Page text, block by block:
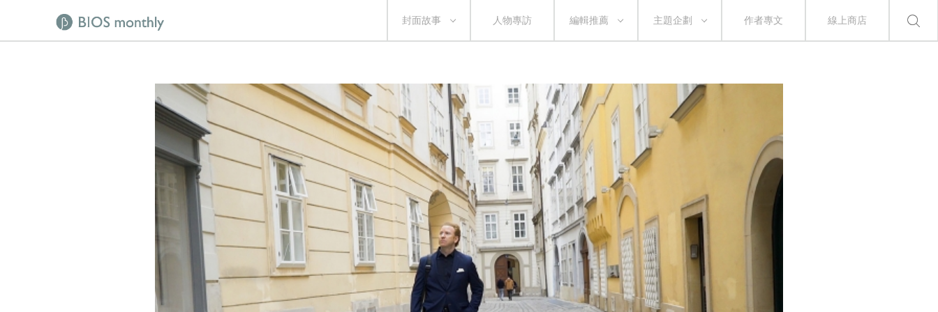
封面故事 人物專訪 編輯推薦 主題企劃 作者專文 線上商店